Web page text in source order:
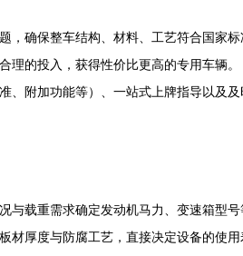
确保整车结构、材料、工艺符合国家标
的投入，获得性价比更高的专用车辆。
、附加功能等）、一站式上牌指导以及
与载重需求确定发动机马力、变速箱型号
材厚度与防腐工艺，直接决定设备的使用